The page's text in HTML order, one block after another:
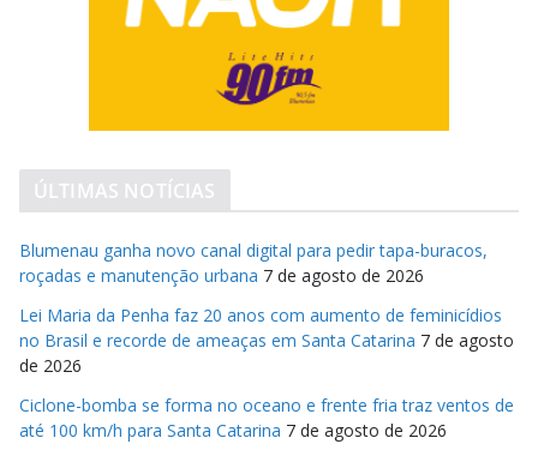
ÚLTIMAS NOTÍCIAS
Blumenau ganha novo canal digital para pedir tapa-buracos,
roçadas e manutenção urbana 7 de agosto de 2026
Lei Maria da Penha faz 20 anos com aumento de feminicídios
no Brasil e recorde de ameaças em Santa Catarina 7 de agosto
de 2026
Ciclone-bomba se forma no oceano e frente fria traz ventos de
até 100 km/h para Santa Catarina 7 de agosto de 2026